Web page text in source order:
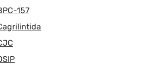
157